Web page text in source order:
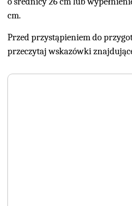
cm.
Przed przystąpieniem do
przeczytaj wskazówki